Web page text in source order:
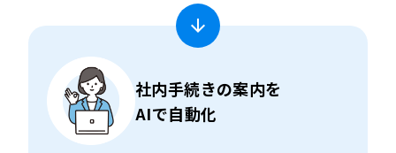
社内手続きの案内を
AIで自動化